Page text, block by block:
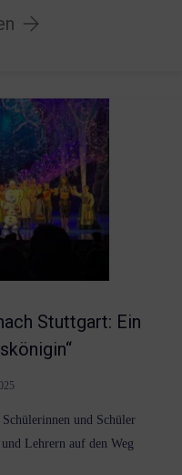
Stuttgart: Ein
und Schüler
Lehrern auf den Weg